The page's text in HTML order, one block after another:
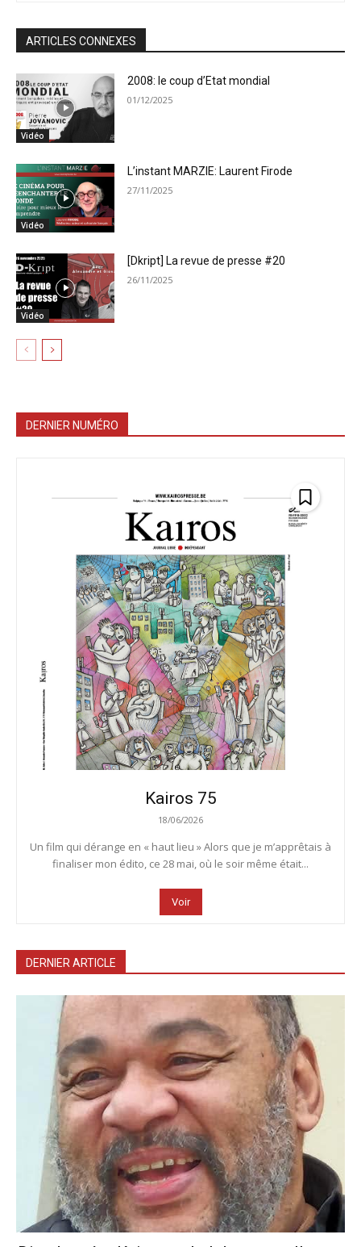
ARTICLES CONNEXES
Vidéo
2008: le coup d’Etat mondial
01/12/2025
Vidéo
L’instant MARZIE: Laurent Firode
27/11/2025
Vidéo
[Dkript] La revue de presse #20
26/11/2025
DERNIER NUMÉRO
Kairos 75
18/06/2026
Un film qui dérange en « haut lieu » Alors que je m’apprêtais à
finaliser mon édito, ce 28 mai, où le soir même était...
Voir
DERNIER ARTICLE